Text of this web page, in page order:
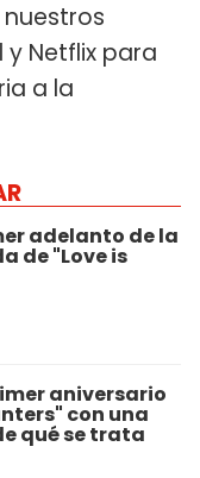
y Netflix para
a la
adelanto de la
de "Love is
aniversario
con una
qué se trata